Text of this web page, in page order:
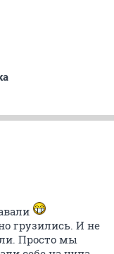
грузились. И не
Просто мы